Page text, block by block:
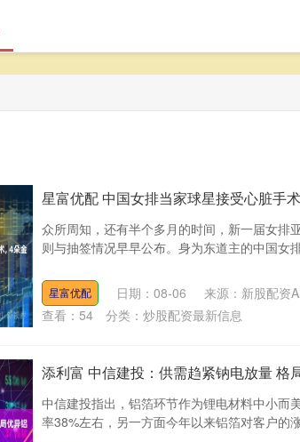
星富优配 中国女排当家球星接受心脏手
众所周知，还有半个多月的时间，新一届女排
则与抽签情况早早公布。身为东道主的中国女
星富优配 日期：08-06
来源：新股配资
查看： 54 分类： 炒股配资最新信息
添利富 中信建投：供需趋紧钠电放量 格
中信建投指出，铝箔环节作为锂电材料中小而
率38%左右，另一方面今年以来铝箔对客户的